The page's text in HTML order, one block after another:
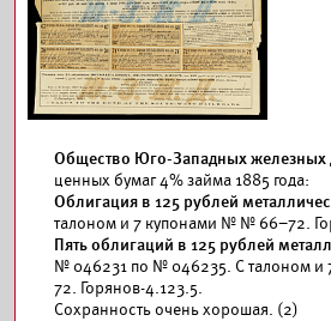
Общество Юго-Западных железных
ценных бумаг 4% займа 1885 года:
Облигация в 125 рублей
талоном и 7 купонами № № 66–72.
Пять облигаций в 125 рублей
№ 046231 по № 046235. С талоном
72. Горянов-4.123.5.
Сохранность очень хорошая. (2)